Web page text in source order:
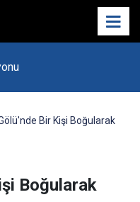
Bir Kişi Boğularak
Boğularak